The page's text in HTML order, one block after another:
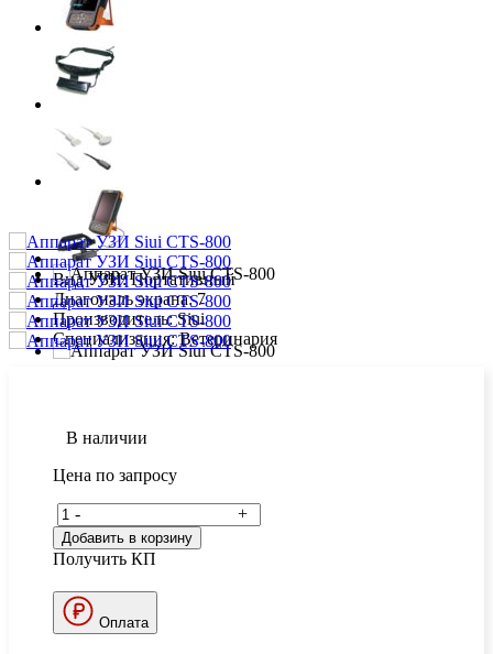
Вид УЗИ:Портативный
Диагональ экрана:7
Производитель:Siui
Специализация:Ветеринария
В наличии
Цена по запросу
- +
Добавить в корзину
Получить КП
Оплата